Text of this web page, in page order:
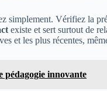
simplement. Vérifiez la
existe et sert surtout de
et les plus récentes,
innovante